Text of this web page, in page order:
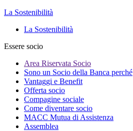
La Sostenibilità
La Sostenibilità
Essere socio
Area Riservata Socio
Sono un Socio della Banca perché
Vantaggi e Benefit
Offerta socio
Compagine sociale
Come diventare socio
MACC Mutua di Assistenza
Assemblea